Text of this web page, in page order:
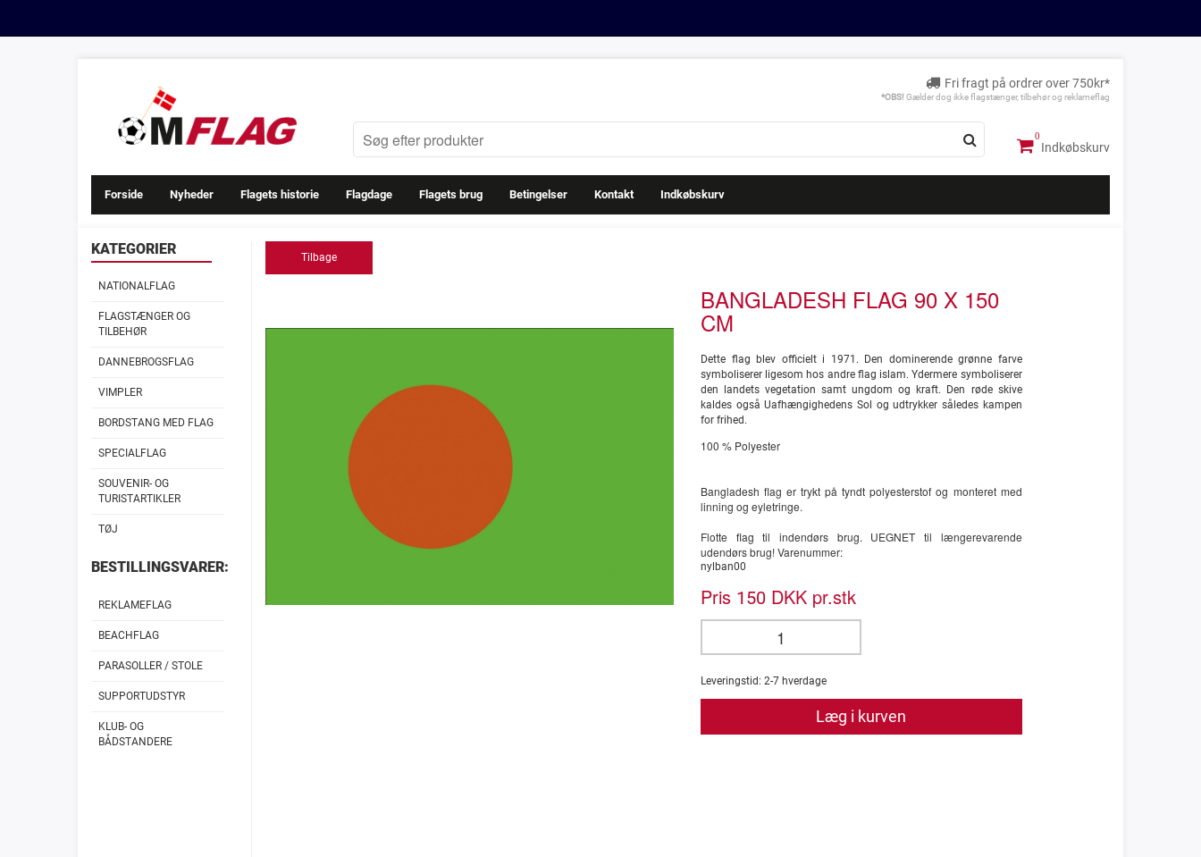
Fri fragt på ordrer over 750kr*
*OBS! Gælder dog ikke flagstænger, tilbehør og reklameflag
Indkøbskurv
Forside Nyheder Flagets historie Flagdage Flagets brug Betingelser Kontakt Indkøbskurv
KATEGORIER
NATIONALFLAG
FLAGSTÆNGER OG
TILBEHØR
DANNEBROGSFLAG
VIMPLER
BORDSTANG MED FLAG
SPECIALFLAG
SOUVENIR- OG
TURISTARTIKLER
TØJ
BESTILLINGSVARER:
REKLAMEFLAG
BEACHFLAG
PARASOLLER / STOLE
SUPPORTUDSTYR
KLUB- OG
BÅDSTANDERE
Tilbage
BANGLADESH FLAG 90 X 150
CM
Dette flag blev officielt i 1971. Den dominerende grønne farve
symboliserer ligesom hos andre flag islam. Ydermere symboliserer
den landets vegetation samt ungdom og kraft. Den røde skive
kaldes også Uafhængighedens Sol og udtrykker således kampen
for frihed.
100 % Polyester
Bangladesh flag er trykt på tyndt polyesterstof og monteret med
linning og eyletringe.
Flotte flag til indendørs brug. UEGNET til længerevarende
udendørs brug! Varenummer:
nylban00
Pris 150 DKK pr.stk
Leveringstid: 2-7 hverdage
Læg i kurven